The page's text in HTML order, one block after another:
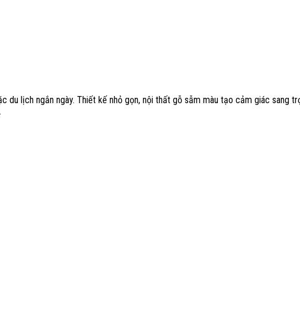
lịch ngắn ngày. Thiết kế nhỏ gọn, nội thất gỗ sẫm màu tạo cảm giác sang